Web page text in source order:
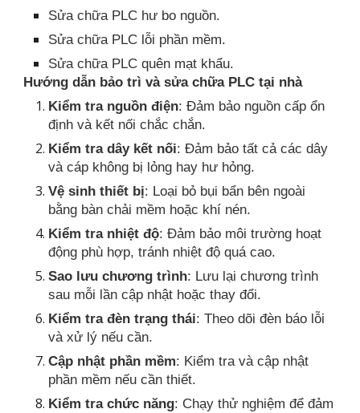
Sửa chữa PLC hư bo nguồn.
Sửa chữa PLC lỗi phần mềm.
Sửa chữa PLC quên mạt khẩu.
Hướng dẫn bảo trì và sửa chữa PLC tại nhà
Kiểm tra nguồn điện: Đảm bảo nguồn cấp ổn
định và kết nối chắc chắn.
Kiểm tra dây kết nối: Đảm bảo tất cả các dây
và cáp không bị lỏng hay hư hỏng.
Vệ sinh thiết bị: Loại bỏ bụi bẩn bên ngoài
bằng bàn chải mềm hoặc khí nén.
Kiểm tra nhiệt độ: Đảm bảo môi trường hoạt
động phù hợp, tránh nhiệt độ quá cao.
Sao lưu chương trình: Lưu lại chương trình
sau mỗi lần cập nhật hoặc thay đổi.
Kiểm tra đèn trạng thái: Theo dõi đèn báo lỗi
và xử lý nếu cần.
Cập nhật phần mềm: Kiểm tra và cập nhật
phần mềm nếu cần thiết.
Kiểm tra chức năng: Chạy thử nghiệm để đảm